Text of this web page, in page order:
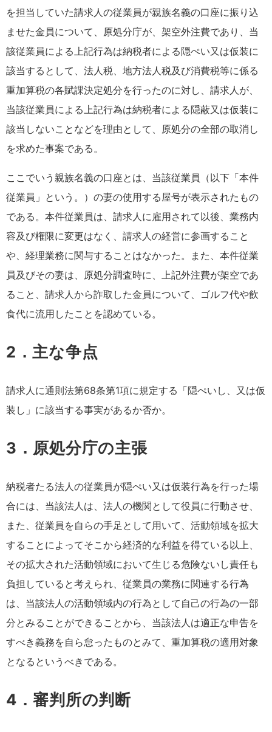
を担当していた請求人の従業員が親族名義の口座に振り込
ませた金員について、原処分庁が、架空外注費であり、当
該従業員による上記行為は納税者による隠ぺい又は仮装に
該当するとして、法人税、地方法人税及び消費税等に係る
重加算税の各賦課決定処分を行ったのに対し、請求人が、
当該従業員による上記行為は納税者による隠蔽又は仮装に
該当しないことなどを理由として、原処分の全部の取消し
を求めた事案である。
ここでいう親族名義の口座とは、当該従業員（以下「本件
従業員」という。）の妻の使用する屋号が表示されたもの
である。本件従業員は、請求人に雇用されて以後、業務内
容及び権限に変更はなく、請求人の経営に参画すること
や、経理業務に関与することはなかった。また、本件従業
員及びその妻は、原処分調査時に、上記外注費が架空であ
ること、請求人から詐取した金員について、ゴルフ代や飲
食代に流用したことを認めている。
2．主な争点
請求人に通則法第68条第1項に規定する「隠ぺいし、又は仮
装し」に該当する事実があるか否か。
3．原処分庁の主張
納税者たる法人の従業員が隠ぺい又は仮装行為を行った場
合には、当該法人は、法人の機関として役員に行動させ、
また、従業員を自らの手足として用いて、活動領域を拡大
することによってそこから経済的な利益を得ている以上、
その拡大された活動領域において生じる危険ないし責任も
負担していると考えられ、従業員の業務に関連する行為
は、当該法人の活動領域内の行為として自己の行為の一部
分とみることができることから、当該法人は適正な申告を
すべき義務を自ら怠ったものとみて、重加算税の適用対象
となるというべきである。
4．審判所の判断